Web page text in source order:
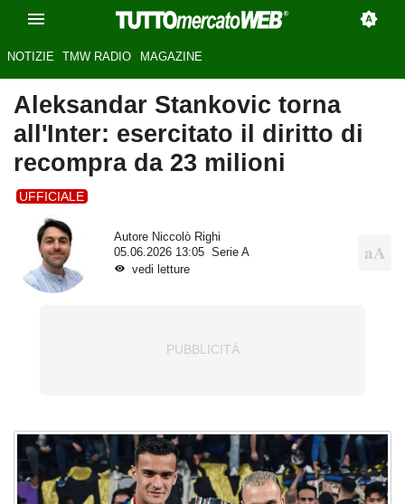
NOTIZIE TMW RADIO MAGAZINE
Aleksandar Stankovic torna
all'Inter: esercitato il diritto di
recompra da 23 milioni
UFFICIALE
Autore Niccolò Righi
05.06.2026 13:05
Serie A
vedi letture